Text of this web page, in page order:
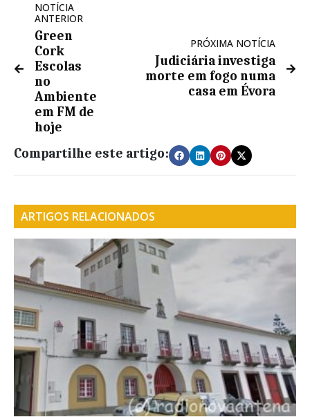
NOTÍCIA
ANTERIOR
Green
Cork
Escolas
no
Ambiente
em FM de
hoje
PRÓXIMA NOTÍCIA
Judiciária investiga
morte em fogo numa
casa em Évora
Compartilhe este artigo:
ARTIGOS RELACIONADOS